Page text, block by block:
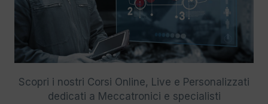
Scopri i nostri Corsi Online, Live e Personalizzati
dedicati a Meccatronici e specialisti